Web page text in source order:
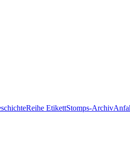
Reihe EtikettStomps-Archiv